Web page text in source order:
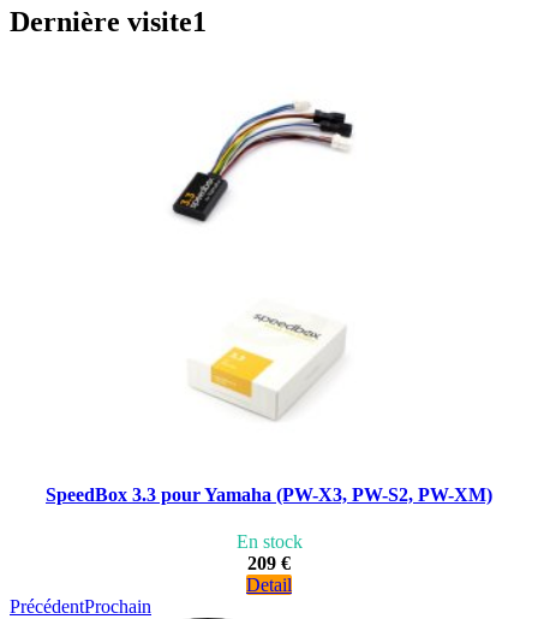
Dernière visite1
SpeedBox 3.3 pour Yamaha (PW-X3, PW-S2, PW-XM)
En stock
209 €
Detail
PrécédentProchain